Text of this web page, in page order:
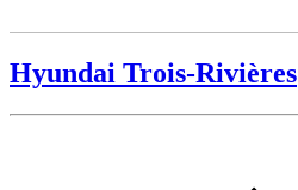
Hyundai Trois-Rivières